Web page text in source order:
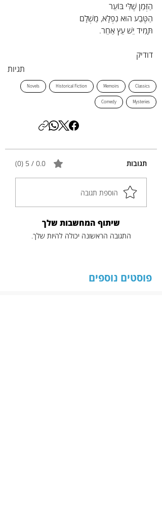
הַזְּמַן שֶׁלִּי בּוֹעֵר
הַטֶּבַע הוּא נִפְלָא, מֻשְׁלָם
תָּמִיד יֵשׁ עֵץ אַחֵר.
דודיק
תגיות
Classics
Memoirs
Historical Fiction
Novels
Mysteries
Comedy
תגובות 0.0 / 5 ‏(0)
הוספת תגובה
שיתוף המחשבות שלך
התגובה הראשונה יכולה להיות שלך.
פוסטים נוספים